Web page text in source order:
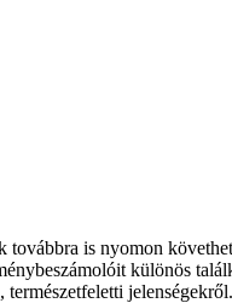
továbbra is nyomon
különös
természetfeletti jelenségekről.